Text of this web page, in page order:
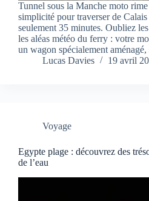
Tunnel sous la Manche moto
simplicité pour traverser de
seulement 35 minutes. Oubliez
les aléas météo du ferry : votre
un wagon spécialement
Lucas Davies
19 avril
Voyage
Egypte plage : découvrez des
de l’eau